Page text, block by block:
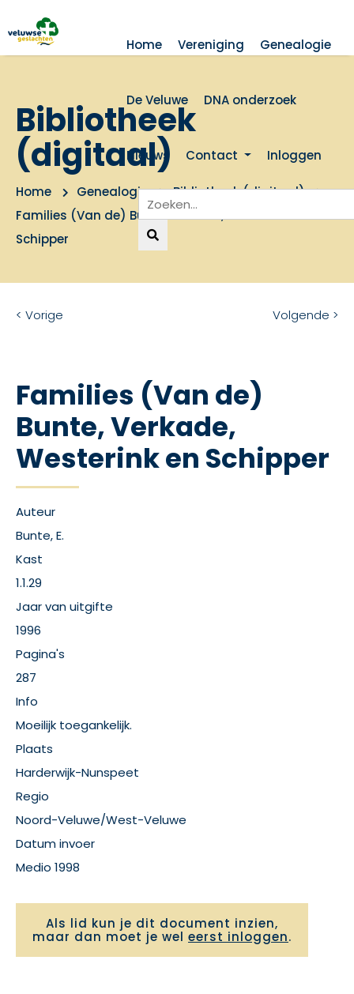
Home Vereniging Genealogie
De Veluwe DNA onderzoek
Nieuws Contact Inloggen
Bibliotheek
(digitaal)
Home Genealogie
Bibliotheek (digitaal)
Families (Van de) Bunte, Verkade, Westerink en
Schipper
< Vorige Volgende >
Families (Van de)
Bunte, Verkade,
Westerink en Schipper
Auteur
Bunte, E.
Kast
1.1.29
Jaar van uitgifte
1996
Pagina's
287
Info
Moeilijk toegankelijk.
Plaats
Harderwijk-Nunspeet
Regio
Noord-Veluwe/West-Veluwe
Datum invoer
Medio 1998
Als lid kun je dit document inzien,
maar dan moet je wel eerst inloggen.